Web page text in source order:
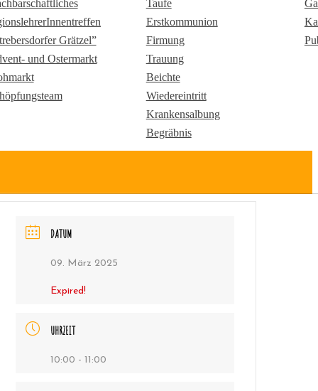
Grätzel”
und Ostermarkt
Taufe
Erstkommunion
Firmung
Trauung
Beichte
Wiedereintritt
Krankensalbung
Begräbnis
DATUM
09. März 2025
Expired!
UHRZEIT
10:00 - 11:00